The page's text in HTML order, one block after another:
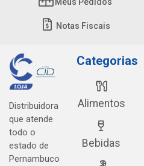
Meus Pedidos
Notas Fiscais
Distribuidora
que atende
todo o
estado de
Pernambuco
Categorias
Alimentos
Bebidas